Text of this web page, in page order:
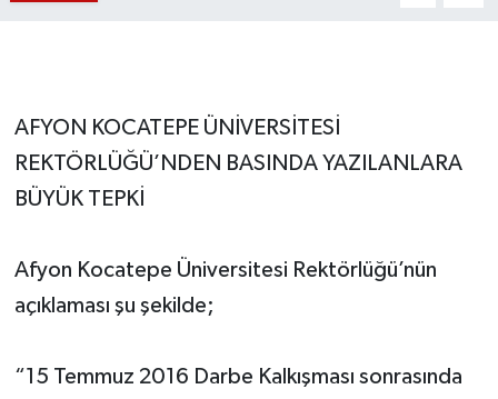
AFYON KOCATEPE ÜNİVERSİTESİ
REKTÖRLÜĞÜ’NDEN BASINDA YAZILANLARA
BÜYÜK TEPKİ
Afyon Kocatepe Üniversitesi Rektörlüğü’nün
açıklaması şu şekilde;
“15 Temmuz 2016 Darbe Kalkışması sonrasında